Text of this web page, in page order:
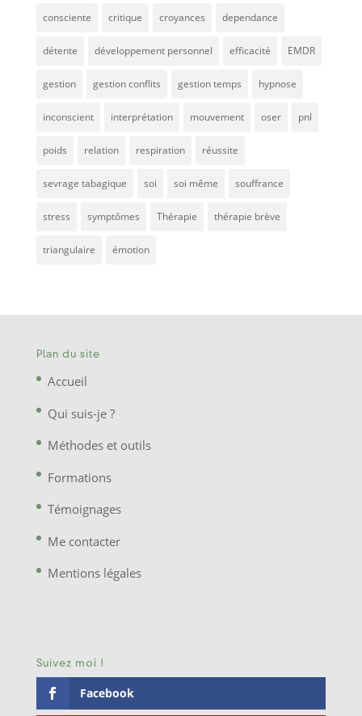
consciente critique croyances dependance
détente développement personnel efficacité EMDR
gestion gestion conflits gestion temps hypnose
inconscient interprétation mouvement oser pnl
poids relation respiration réussite
sevrage tabagique soi soi même souffrance
stress symptômes Thérapie thérapie brève
triangulaire émotion
Plan du site
Accueil
Qui suis-je ?
Méthodes et outils
Formations
Témoignages
Me contacter
Mentions légales
Suivez moi !
Facebook